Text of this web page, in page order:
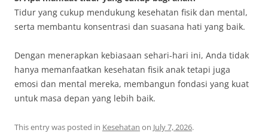
Tidur yang cukup mendukung kesehatan fisik dan mental,
serta membantu konsentrasi dan suasana hati yang baik.
Dengan menerapkan kebiasaan sehari-hari ini, Anda tidak
hanya memanfaatkan kesehatan fisik anak tetapi juga
emosi dan mental mereka, membangun fondasi yang kuat
untuk masa depan yang lebih baik.
This entry was posted in Kesehatan on July 7, 2026.